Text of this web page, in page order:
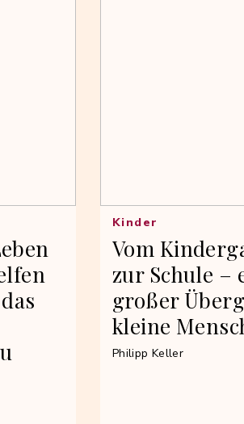
Vom
zur Schule –
großer
kleine
Kinder
Philipp Keller